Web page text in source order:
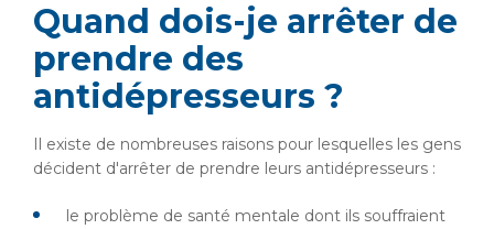
Quand dois-je arrêter de
prendre des
antidépresseurs ?
Il existe de nombreuses raisons pour lesquelles les gens
décident d'arrêter de prendre leurs antidépresseurs :
le problème de santé mentale dont ils souffraient